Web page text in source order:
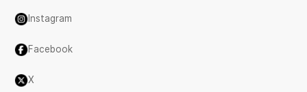
Instagram
Facebook
X